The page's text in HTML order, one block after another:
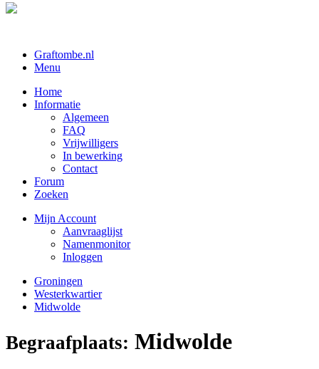
Graftombe.nl
Menu
Home
Informatie
Algemeen
FAQ
Vrijwilligers
In bewerking
Contact
Forum
Zoeken
Mijn Account
Aanvraaglijst
Namenmonitor
Inloggen
Groningen
Westerkwartier
Midwolde
Begraafplaats: Midwolde